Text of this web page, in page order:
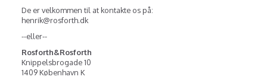
De er velkommen til at kontakte os på:
henrik@rosforth.dk
--eller--
Rosforth&Rosforth
Knippelsbrogade 10
1409 København K